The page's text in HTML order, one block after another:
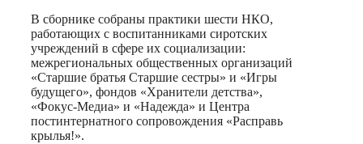
В сборнике собраны практики шести НКО,
работающих с воспитанниками сиротских
учреждений в сфере их социализации:
межрегиональных общественных организаций
«Старшие братья Старшие сестры» и «Игры
будущего», фондов «Хранители детства»,
«Фокус-Медиа» и «Надежда» и Центра
постинтернатного сопровождения «Расправь
крылья!».